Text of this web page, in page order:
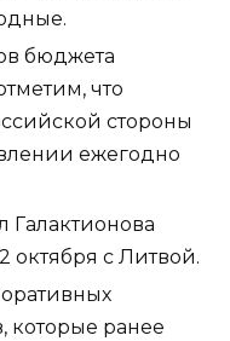
бюджета
что
стороны
ежегодно
октября с Литвой.
которые ранее